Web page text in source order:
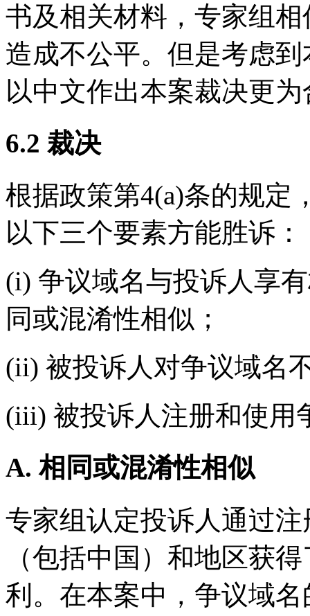
书及相关材料，专家组
造成不公平。但是考虑
以中文作出本案裁决更
6.2 裁决
根据政策第4(a)条的规定
以下三个要素方能胜诉：
(i) 争议域名与投诉人享
同或混淆性相似；
(ii) 被投诉人对争议域名
(iii) 被投诉人注册和使用
A. 相同或混淆性相似
专家组认定投诉人通过
（包括中国）和地区获
利。在本案中，争议域